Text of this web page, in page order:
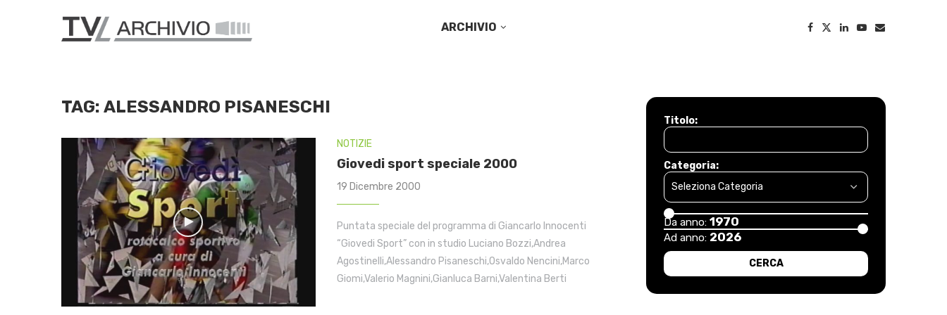
ARCHIVIO
TAG: ALESSANDRO PISANESCHI
NOTIZIE
Giovedi sport speciale 2000
19 Dicembre 2000
Puntata speciale del programma di Giancarlo Innocenti
“Giovedi Sport” con in studio Luciano Bozzi,Andrea
Agostinelli,Alessandro Pisaneschi,Osvaldo Nencini,Marco
Giomi,Valerio Magnini,Gianluca Barni,Valentina Berti
Titolo:
Categoria:
Da anno: 1970
Ad anno: 2026